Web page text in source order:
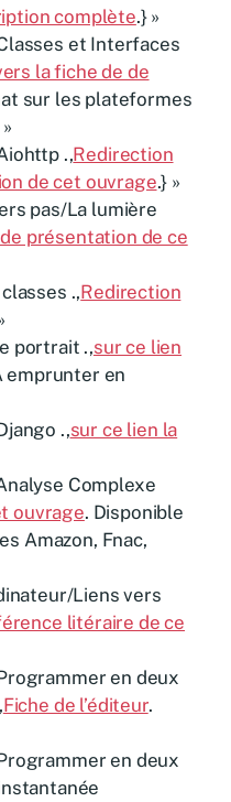
complète.} »
et Interfaces
la fiche de de
sur les plateformes
.,Redirection
de cet ouvrage.} »
pas/La lumière
présentation de ce
.,Redirection
portrait .,sur ce lien
emprunter en
.,sur ce lien la
Complexe
ouvrage. Disponible
Amazon, Fnac,
Liens vers
litéraire de ce
en deux
Fiche de l’éditeur.
en deux